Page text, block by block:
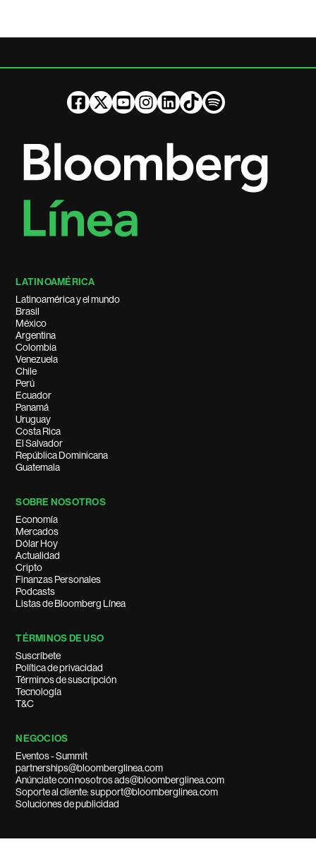
LATINOAMÉRICA
Latinoamérica y el mundo
Brasil
México
Argentina
Colombia
Venezuela
Chile
Perú
Ecuador
Panamá
Uruguay
Costa Rica
El Salvador
República Dominicana
Guatemala
SOBRE NOSOTROS
Economía
Mercados
Dólar Hoy
Actualidad
Cripto
Finanzas Personales
Podcasts
Listas de Bloomberg Línea
TÉRMINOS DE USO
Suscríbete
Política de privacidad
Términos de suscripción
Tecnología
T&C
NEGOCIOS
Eventos - Summit
partnerships@bloomberglinea.com
Anúnciate con nosotros ads@bloomberglinea.com
Soporte al cliente: support@bloomberglinea.com
Soluciones de publicidad